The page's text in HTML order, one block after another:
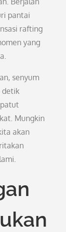
pantai
rafting
yang
senyum
detik
Mungkin
akan